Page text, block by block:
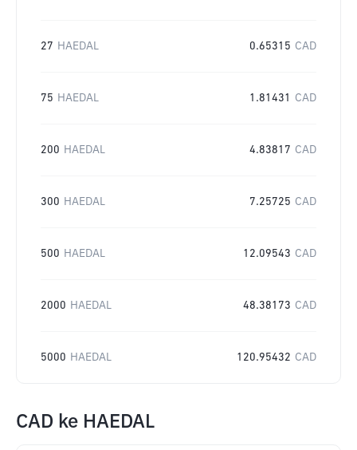
27 HAEDAL 0.65315 CAD
75 HAEDAL 1.81431 CAD
200 HAEDAL 4.83817 CAD
300 HAEDAL 7.25725 CAD
500 HAEDAL 12.09543 CAD
2000 HAEDAL 48.38173 CAD
5000 HAEDAL 120.95432 CAD
CAD ke HAEDAL